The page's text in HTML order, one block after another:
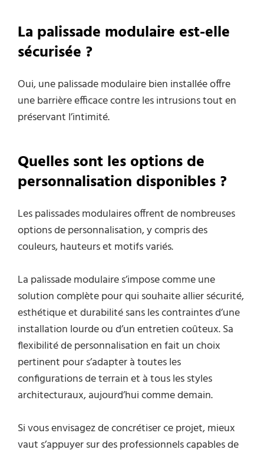
La palissade modulaire est-elle
sécurisée ?
Oui, une palissade modulaire bien installée offre
une barrière efficace contre les intrusions tout en
préservant l’intimité.
Quelles sont les options de
personnalisation disponibles ?
Les palissades modulaires offrent de nombreuses
options de personnalisation, y compris des
couleurs, hauteurs et motifs variés.
La palissade modulaire s’impose comme une
solution complète pour qui souhaite allier sécurité,
esthétique et durabilité sans les contraintes d’une
installation lourde ou d’un entretien coûteux. Sa
flexibilité de personnalisation en fait un choix
pertinent pour s’adapter à toutes les
configurations de terrain et à tous les styles
architecturaux, aujourd’hui comme demain.
Si vous envisagez de concrétiser ce projet, mieux
vaut s’appuyer sur des professionnels capables de